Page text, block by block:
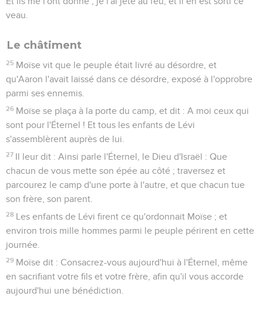
veau.
Le châtiment
25 Moïse vit que le peuple était livré au désordre, et
qu'Aaron l'avait laissé dans ce désordre, exposé à l'opprobre
parmi ses ennemis.
26 Moïse se plaça à la porte du camp, et dit : A moi ceux qui
sont pour l'Éternel ! Et tous les enfants de Lévi
s'assemblèrent auprès de lui.
27 Il leur dit : Ainsi parle l'Éternel, le Dieu d'Israël : Que
chacun de vous mette son épée au côté ; traversez et
parcourez le camp d'une porte à l'autre, et que chacun tue
son frère, son parent.
28 Les enfants de Lévi firent ce qu'ordonnait Moïse ; et
environ trois mille hommes parmi le peuple périrent en cette
journée.
29 Moïse dit : Consacrez-vous aujourd'hui à l'Éternel, même
en sacrifiant votre fils et votre frère, afin qu'il vous accorde
aujourd'hui une bénédiction.